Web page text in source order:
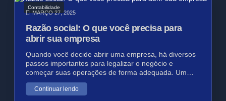
Contabilidade
MARÇO 27, 2025
Razão social: O que você precisa para
abrir sua empresa
Quando você decide abrir uma empresa, há diversos
passos importantes para legalizar o negócio e
começar suas operações de forma adequada. Um…
Continuar lendo